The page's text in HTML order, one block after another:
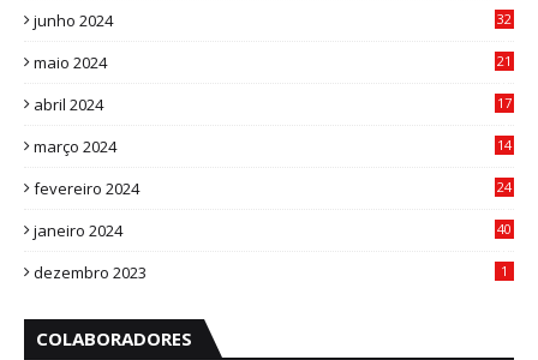
junho 2024
32
maio 2024
21
abril 2024
17
março 2024
14
fevereiro 2024
24
janeiro 2024
40
dezembro 2023 1
COLABORADORES